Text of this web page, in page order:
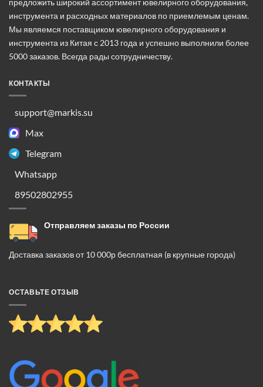
предложить широкий ассортимент ювелирного оборудования,
инструмента и расходных материалов по приемлемым ценам.
Мы являемся поставщиком ювелирного оборудования и
инструмента из Китая с 2013 года и успешно выполнили более
5000 заказов. Всегда рады сотрудничеству.
КОНТАКТЫ
support@markis.su
Max
Telegram
Whatsapp
89502802955
Отправляем заказы по России
Доставка заказов от 10 000р бесплатная (в крупные города)
ОСТАВЬТЕ ОТЗЫВ